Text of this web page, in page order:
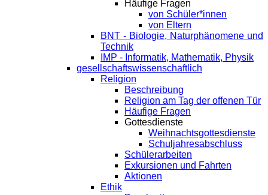
Häufige Fragen
von Schüler*innen
von Eltern
BNT - Biologie, Naturphänomene und
Technik
IMP - Informatik, Mathematik, Physik
gesellschaftswissenschaftlich
Religion
Beschreibung
Religion am Tag der offenen Tür
Häufige Fragen
Gottesdienste
Weihnachtsgottesdienste
Schuljahresabschluss
Schülerarbeiten
Exkursionen und Fahrten
Aktionen
Ethik